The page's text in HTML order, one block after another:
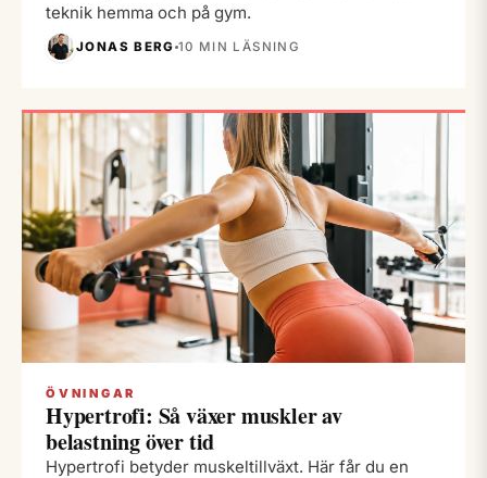
teknik hemma och på gym.
JONAS BERG 10 MIN LÄSNING
ÖVNINGAR
Hypertrofi: Så växer muskler av
belastning över tid
Hypertrofi betyder muskeltillväxt. Här får du en